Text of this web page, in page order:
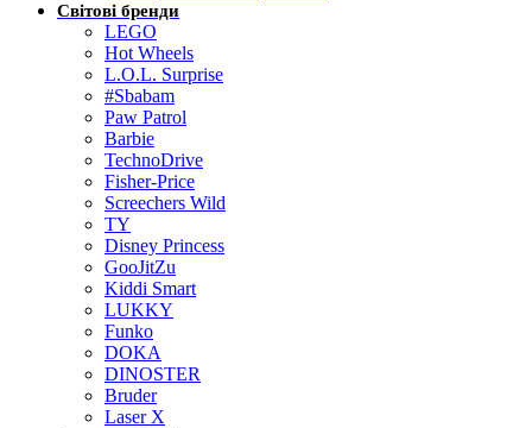
Світові бренди
LEGO
Hot Wheels
L.O.L. Surprise
#Sbabam
Paw Patrol
Barbie
TechnoDrive
Fisher-Price
Screechers Wild
TY
Disney Princess
GooJitZu
Kiddi Smart
LUKKY
Funko
DOKA
DINOSTER
Bruder
Laser X